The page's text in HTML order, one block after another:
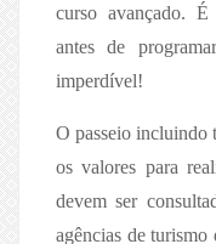
curso avançado. É
antes de
imperdível!
O passeio incluindo
os valores para
devem ser
agências de turismo